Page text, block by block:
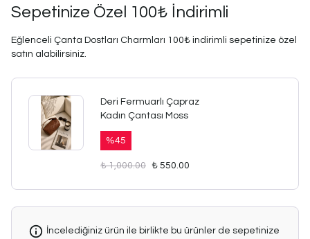
Sepetinize Özel 100₺ İndirimli
Eğlenceli Çanta Dostları Charmları 100₺ indirimli sepetinize özel
satın alabilirsiniz.
Deri Fermuarlı Çapraz
Kadın Çantası Moss
%45
₺ 1,000.00 ₺ 550.00
İncelediğiniz ürün ile birlikte bu ürünler de sepetinize